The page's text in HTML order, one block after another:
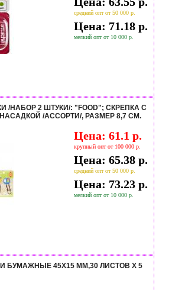
средний опт от 50 000 р.
Цена: 71.18 р.
мелкий опт от 10 000 р.
/НАБОР 2 ШТУКИ/: "FOOD"; СКРЕПКА С
/АССОРТИ/, РАЗМЕР 8,7 СМ.
Цена: 61.1 р.
крупный опт от 100 000 р.
Цена: 65.38 р.
средний опт от 50 000 р.
Цена: 73.23 р.
мелкий опт от 10 000 р.
БУМАЖНЫЕ 45Х15 ММ,30 ЛИСТОВ X 5